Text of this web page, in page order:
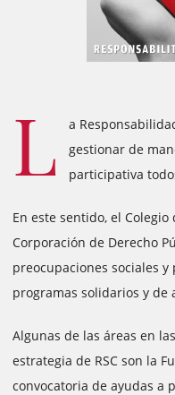
L
a
gestionar de
participativa
En este sentido, el
Corporación de Derecho
preocupaciones sociales
programas solidarios y de
Algunas de las áreas en
estrategia de RSC son la
convocatoria de ayudas a